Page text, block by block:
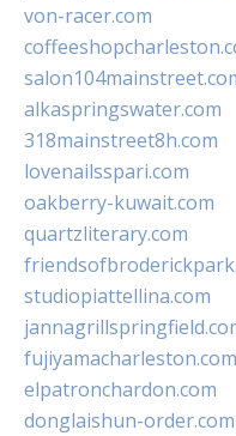
von-racer.com
alkaspringswater.com
318mainstreet8h.com
lovenailsspari.com
oakberry-kuwait.com
quartzliterary.com
studiopiattellina.com
fujiyamacharleston.com
elpatronchardon.com
donglaishun-order.com